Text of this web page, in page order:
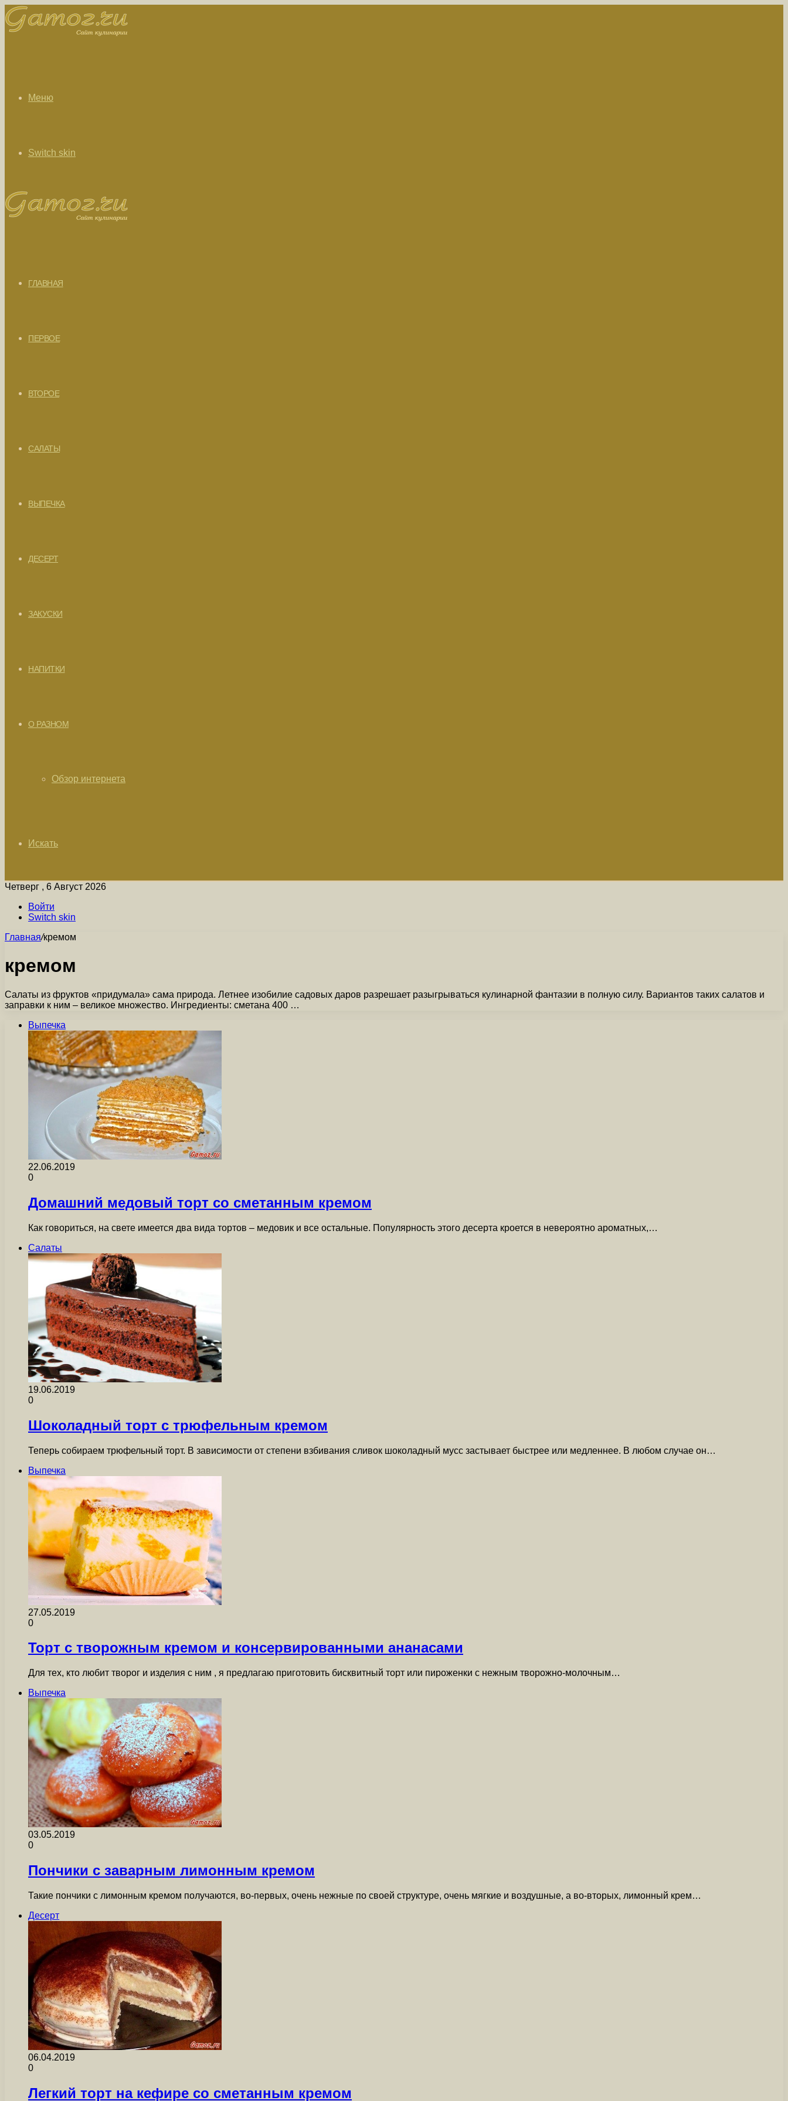
Меню
Switch skin
ГЛАВНАЯ
ПЕРВОЕ
ВТОРОЕ
САЛАТЫ
ВЫПЕЧКА
ДЕСЕРТ
ЗАКУСКИ
НАПИТКИ
О РАЗНОМ
Обзор интернета
Искать
Четверг , 6 Август 2026
Войти
Switch skin
Главная/кремом
кремом
Салаты из фруктов «придумала» сама природа. Летнее изобилие садовых даров разрешает разыгрываться кулинарной фантазии в полную силу. Вариантов таких салатов и
заправки к ним – великое множество. Ингредиенты: сметана 400 …
Выпечка
22.06.2019
0
Домашний медовый торт со сметанным кремом
Как говориться, на свете имеется два вида тортов – медовик и все остальные. Популярность этого десерта кроется в невероятно ароматных,…
Салаты
19.06.2019
0
Шоколадный торт с трюфельным кремом
Теперь собираем трюфельный торт. В зависимости от степени взбивания сливок шоколадный мусс застывает быстрее или медленнее. В любом случае он…
Выпечка
27.05.2019
0
Торт с творожным кремом и консервированными ананасами
Для тех, кто любит творог и изделия с ним , я предлагаю приготовить бисквитный торт или пироженки с нежным творожно-молочным…
Выпечка
03.05.2019
0
Пончики с заварным лимонным кремом
Такие пончики с лимонным кремом получаются, во-первых, очень нежные по своей структуре, очень мягкие и воздушные, а во-вторых, лимонный крем…
Десерт
06.04.2019
0
Легкий торт на кефире со сметанным кремом